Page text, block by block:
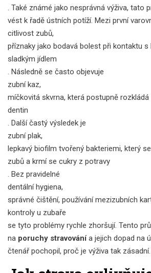
. Také známé jako nesprávná výživa, tato
vést k řadě ústních potíží. Mezi první
citlivost zubů,
příznaky jako bodavá bolest při kontaktu
sladkým jídlem
. Následně se často objevuje
zubní kaz,
míčkovitá skvrna, která postupně
dentin
. Další častý výsledek je
zubní plak,
lepkavý biofilm tvořený bakteriemi, který
zubů a krmí se cukry z potravy
. Bez pravidelné
dentální hygiena,
správné čištění, používání mezizubních
kontroly u zubaře
se tyto problémy rychle zhoršují. Tento
na poruchy stravovánía jejich dopad na
čtenář pochopil, proč je výživa tak zásadní.